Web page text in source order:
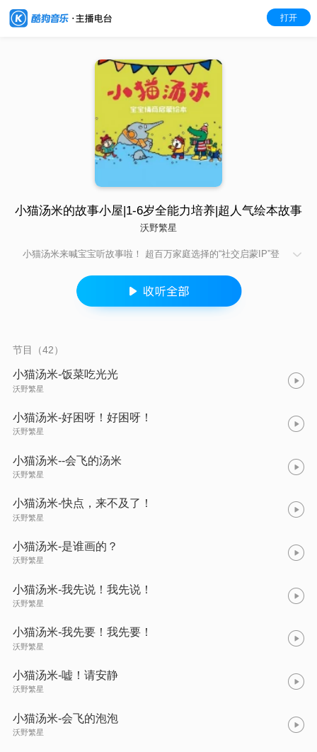
打开
小猫汤米的故事小屋|1-6岁全能力培养|超人气绘本故事
沃野繁星
小猫汤米来喊宝宝听故事啦！ 超百万家庭选择的“社交启蒙IP”登
生活技能 × 侦探思维 × 双语认知 用温暖的故事陪伴，让宝宝在
笑声中悄悄长大！ 10+主题覆盖成长刚需：从说“请谢谢”到打针不
哭，从交朋友到侦探破案，应对中国家长的育儿高频难题 34个故
节目（42）
小猫汤米-饭菜吃光光
沃野繁星
小猫汤米-好困呀！好困呀！
沃野繁星
小猫汤米--会飞的汤米
沃野繁星
小猫汤米-快点，来不及了！
沃野繁星
小猫汤米-是谁画的？
沃野繁星
小猫汤米-我先说！我先说！
沃野繁星
小猫汤米-我先要！我先要！
沃野繁星
小猫汤米-嘘！请安静
沃野繁星
小猫汤米-会飞的泡泡
沃野繁星